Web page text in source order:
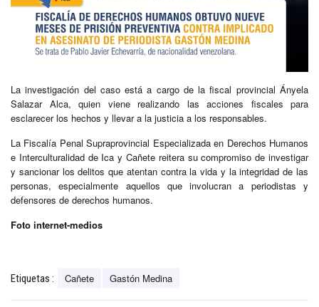
La investigación del caso está a cargo de la fiscal provincial Ányela
Salazar Alca, quien viene realizando las acciones fiscales para
esclarecer los hechos y llevar a la justicia a los responsables.
La Fiscalía Penal Supraprovincial Especializada en Derechos Humanos
e Interculturalidad de Ica y Cañete reitera su compromiso de investigar
y sancionar los delitos que atentan contra la vida y la integridad de las
personas, especialmente aquellos que involucran a periodistas y
defensores de derechos humanos.
Foto internet-medios
Etiquetas : Cañete Gastón Medina